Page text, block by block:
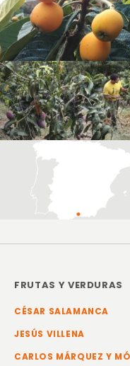
FRUTAS Y VERDURAS
CÉSAR SALAMANCA
JESÚS VILLENA
CARLOS MÁRQUEZ Y